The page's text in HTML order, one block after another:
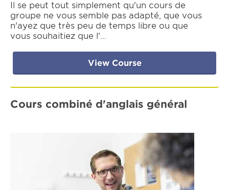
Il se peut tout simplement qu'un cours de
groupe ne vous semble pas adapté, que vous
n'ayez que très peu de temps libre ou que
vous souhaitiez que l'…
View Course
Cours combiné d'anglais général